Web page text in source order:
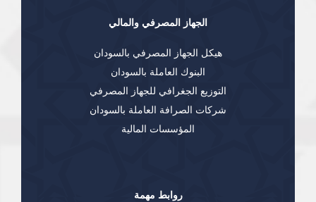
الجهاز المصرفي والمالي
هيكل الجهاز المصرفي بالسودان
البنوك العاملة بالسودان
التوزيع الجغرافي للجهاز المصرفي
شركات الصرافة العاملة بالسودان
المؤسسات المالية
روابط مهمة